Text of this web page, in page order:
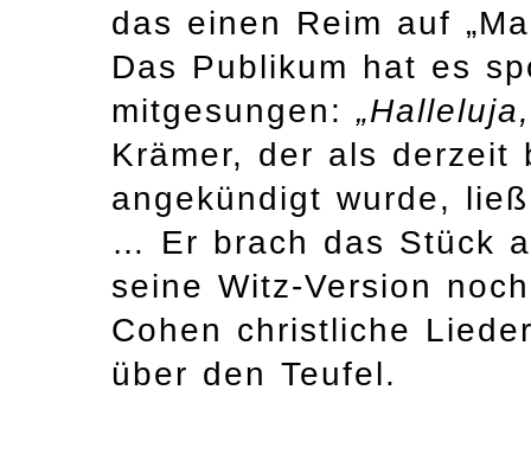
das einen Reim auf
Das Publikum hat es
mitgesungen:
Krämer, der als derzeit
angekündigt wurde,
… Er brach das Stück
seine Witz-Version
Cohen christliche
über den Teufel.